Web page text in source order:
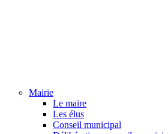
Mairie
Le maire
Les élus
Conseil municipal